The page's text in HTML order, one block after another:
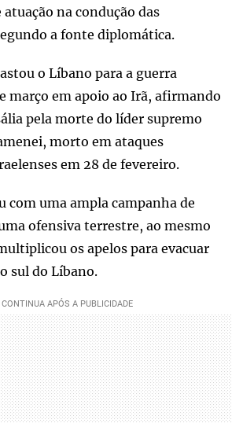
na condução das
a fonte diplomática.
o Líbano para a guerra
março em apoio ao Irã, afirmando
pela morte do líder supremo
morto em ataques
em 28 de fevereiro.
com uma ampla campanha de
ofensiva terrestre, ao mesmo
os apelos para evacuar
sul do Líbano.